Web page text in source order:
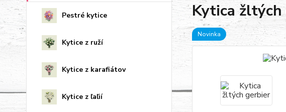
Pestré kytice
Kytice z ruží
Kytice z karafiátov
Kytice z ľaľií
Kytica
Novinka